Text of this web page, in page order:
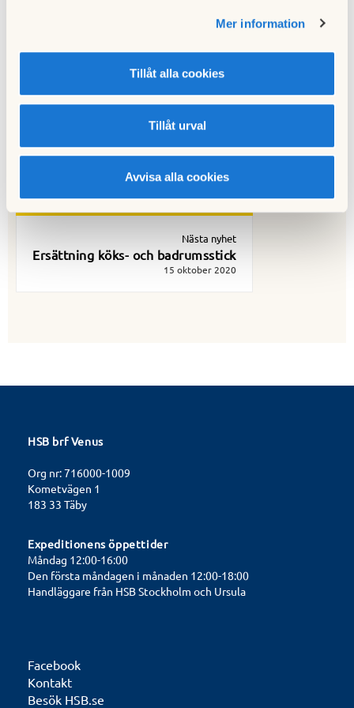
Mer information
Tillåt alla cookies
Tillåt urval
Avvisa alla cookies
inpasseringssystemets information
Nästa nyhet
Ersättning köks- och badrumsstick
15 oktober 2020
HSB brf Venus
Org nr: 716000-1009
Kometvägen 1
183 33 Täby
Expeditionens öppettider
Måndag 12:00-16:00
Den första måndagen i månaden 12:00-18:00
Handläggare från HSB Stockholm och Ursula
Facebook
Kontakt
Besök HSB.se